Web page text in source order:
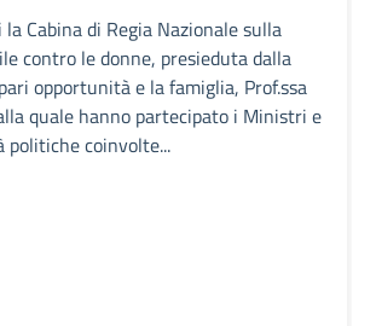
Cabina di Regia Nazionale sulla
contro le donne, presieduta dalla
opportunità e la famiglia, Prof.ssa
quale hanno partecipato i Ministri e
coinvolte...